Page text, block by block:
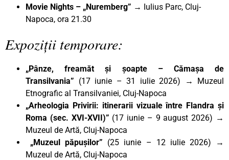
Movie Nights – „Nuremberg” → Iulius Parc, Cluj-
Napoca, ora 21.30
Expoziții temporare:
„Pânze, freamăt și șoapte – Cămașa de
Transilvania” (17 iunie – 31 iulie 2026) → Muzeul
Etnografic al Transilvaniei, Cluj-Napoca
„Arheologia Privirii: itinerarii vizuale între Flandra și
Roma (sec. XVI-XVII)” (17 iunie – 9 august 2026) →
Muzeul de Artă, Cluj-Napoca
„Muzeul păpușilor” (25 iunie – 12 iulie 2026) →
Muzeul de Artă, Cluj-Napoca